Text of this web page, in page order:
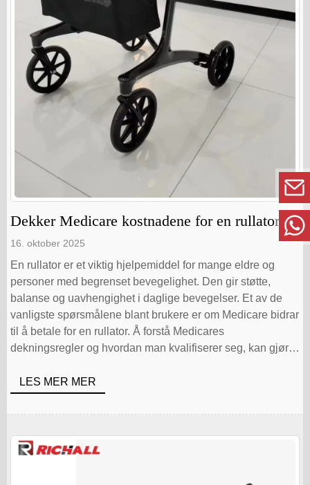
Dekker Medicare kostnadene for en rullator
16. oktober 2025
En rullator er et viktig hjelpemiddel for mange eldre og
personer med begrenset bevegelighet. Den gir støtte,
balanse og uavhengighet i daglige bevegelser. Et av de
vanligste spørsmålene blant brukere er om Medicare bidrar
til å betale for en rullator. Å forstå Medicares
dekningsregler og hvordan man kvalifiserer seg, kan gjøre
LES MER MER